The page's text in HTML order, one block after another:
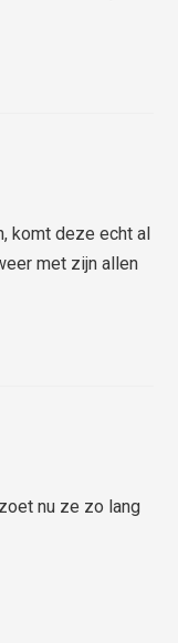
komt deze echt al
met zijn allen
nu ze zo lang